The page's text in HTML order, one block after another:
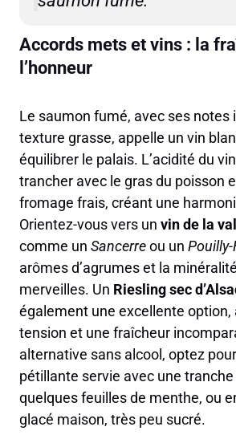
Accords mets et vins : la
l’honneur
Le saumon fumé, avec ses notes
texture grasse, appelle un vin
équilibrer le palais. L’acidité du
trancher avec le gras du poisson
fromage frais, créant une
Orientez-vous vers un vin de la
comme un Sancerreou un
arômes d’agrumes et la
merveilles. Un Riesling sec
également une excellente option,
tension et une fraîcheur
alternative sans alcool, optez
pétillante servie avec une
quelques feuilles de menthe, ou
glacé maison, très peu sucré.